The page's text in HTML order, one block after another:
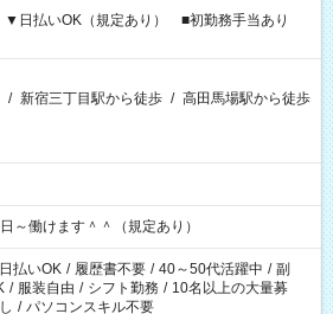
日払いOK（規定あり） ■初勤務手当あり
/ 新宿三丁目駅から徒歩 / 高田馬場駅から徒歩
～働けます＾＾（規定あり）
日払いOK / 履歴書不要 / 40～50代活躍中 / 副
/ 服装自由 / シフト勤務 / 10名以上の大量募
/ パソコンスキル不要